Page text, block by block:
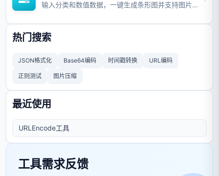
输入分类和数值数据，一键生成条形图并支持图片与视频导出。
热门搜索
JSON格式化 Base64编码 时间戳转换 URL编码
正则测试 图片压缩
最近使用
URLEncode工具
工具需求反馈